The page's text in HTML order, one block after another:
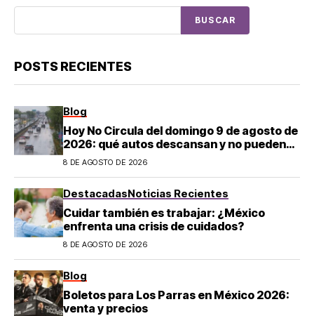
BUSCAR
POSTS RECIENTES
Blog
Hoy No Circula del domingo 9 de agosto de
2026: qué autos descansan y no pueden
salir en CDMX y el Estado de México; estos
8 DE AGOSTO DE 2026
DestacadasNoticias Recientes
Cuidar también es trabajar: ¿México
enfrenta una crisis de cuidados?
8 DE AGOSTO DE 2026
Blog
Boletos para Los Parras en México 2026:
venta y precios